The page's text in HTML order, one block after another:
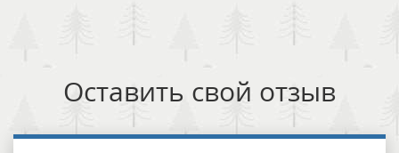
Оставить свой отзыв